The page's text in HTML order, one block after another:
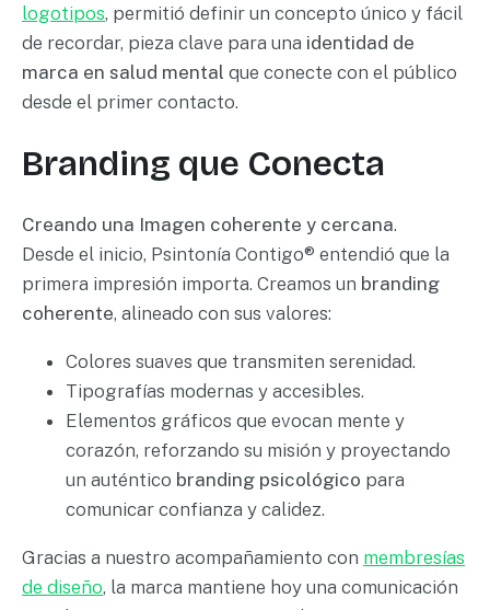
logotipos, permitió definir un concepto único y fácil
de recordar, pieza clave para una identidad de
marca en salud mental que conecte con el público
desde el primer contacto.
Branding que Conecta
Creando una Imagen coherente y cercana.
Desde el inicio, Psintonía Contigo® entendió que la
primera impresión importa. Creamos un branding
coherente, alineado con sus valores:
Colores suaves que transmiten serenidad.
Tipografías modernas y accesibles.
Elementos gráficos que evocan mente y
corazón, reforzando su misión y proyectando
un auténtico branding psicológico para
comunicar confianza y calidez.
Gracias a nuestro acompañamiento con membresías
de diseño, la marca mantiene hoy una comunicación